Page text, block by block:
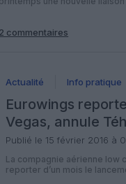
et Berlin. A partir du
de Slovénie
sa base à Ljubljana-
commentaires
Actualité Info pratique
Eurowings
Vegas, annule
Publié le 15 février 2016 à
La compagnie aérienne low
reporter d’un mois le